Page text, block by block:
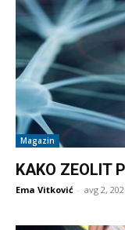
Magazin
KAKO ZEOLIT
Ema Vitković - avg 2,